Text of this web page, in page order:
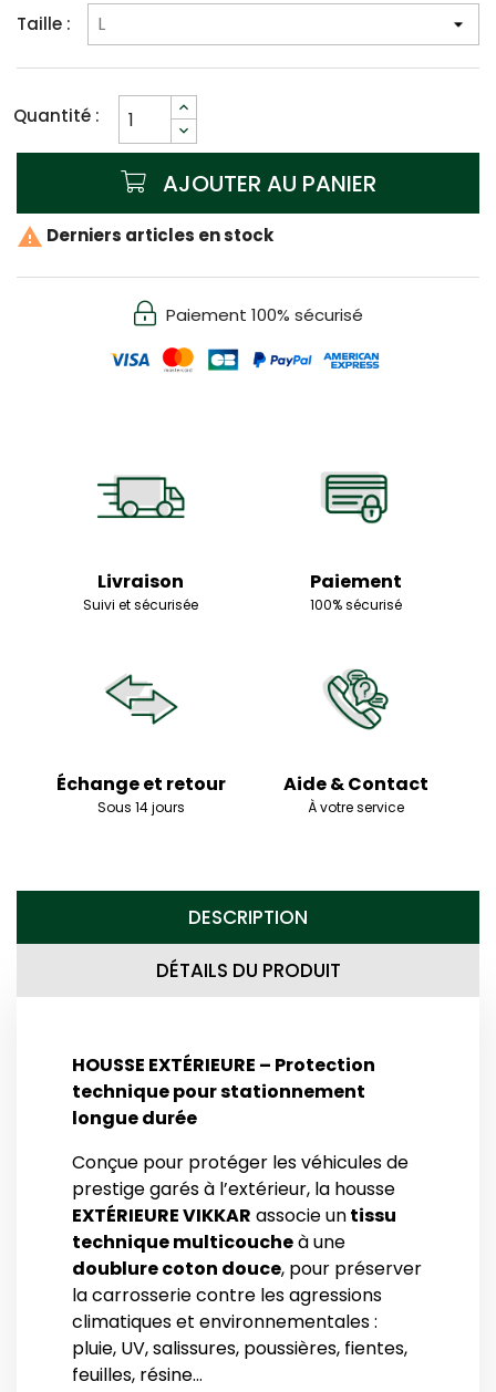
Taille :
Quantité :
AJOUTER AU PANIER
 Derniers articles en stock
Paiement 100% sécurisé
Livraison
Suivi et sécurisée
Paiement
100% sécurisé
Échange et retour
Sous 14 jours
Aide & Contact
À votre service
DESCRIPTION
DÉTAILS DU PRODUIT
HOUSSE EXTÉRIEURE – Protection
technique pour stationnement
longue durée
Conçue pour protéger les véhicules de
prestige garés à l’extérieur, la housse
EXTÉRIEURE VIKKAR associe untissu
technique multicoucheà une
doublure coton douce, pour préserver
la carrosserie contre les agressions
climatiques et environnementales :
pluie, UV, salissures, poussières, fientes,
feuilles, résine…